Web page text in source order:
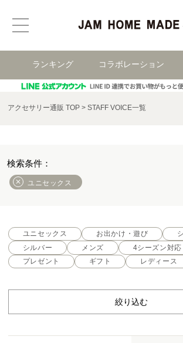
ランキング コラボレーション
アクセサリー通販 TOP STAFF VOICE一覧
ユニセックス
ユニセックス お出かけ・遊び
シルバー
メンズ
4シーズン対応
プレゼント
ギフト レディース
絞り込む